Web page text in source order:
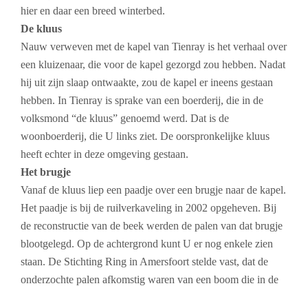
hier en daar een breed winterbed.
De kluus
Nauw verweven met de kapel van Tienray is het verhaal over
een kluizenaar, die voor de kapel gezorgd zou hebben. Nadat
hij uit zijn slaap ontwaakte, zou de kapel er ineens gestaan
hebben. In Tienray is sprake van een boerderij, die in de
volksmond “de kluus” genoemd werd. Dat is de
woonboerderij, die U links ziet. De oorspronkelijke kluus
heeft echter in deze omgeving gestaan.
Het brugje
Vanaf de kluus liep een paadje over een brugje naar de kapel.
Het paadje is bij de ruilverkaveling in 2002 opgeheven. Bij
de reconstructie van de beek werden de palen van dat brugje
blootgelegd. Op de achtergrond kunt U er nog enkele zien
staan. De Stichting Ring in Amersfoort stelde vast, dat de
onderzochte palen afkomstig waren van een boom die in de